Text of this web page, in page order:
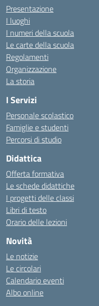
Presentazione
I luoghi
I numeri della scuola
Le carte della scuola
Regolamenti
Organizzazione
La storia
I Servizi
Personale scolastico
Famiglie e studenti
Percorsi di studio
Didattica
Offerta formativa
Le schede didattiche
I progetti delle classi
Libri di testo
Orario delle lezioni
Novità
Le notizie
Le circolari
Calendario eventi
Albo online